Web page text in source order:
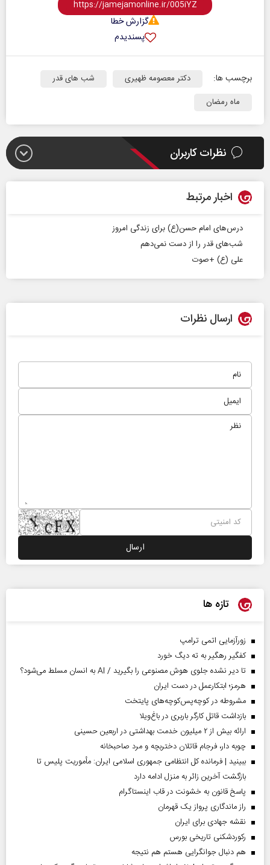
گزارش خطا
پسندیدم
برچسب ها: دکتر معصومه ظهیری
شب های قدر
ماه رمضان
نظرات کاربران
اخبار مرتبط
درس‌های امام حسن(ع) برای زندگی امروز
شب‌های قدر را از دست نمی‌دهم
علی (ع) +صوت
ارسال نظرات
تازه ها
زورآزمایی اتمی ترامپ
کفگیر رهگیر به ته دیگ خورد
تا دیر نشده جلوی هوش مصنوعی را بگیرید / AI به انسان مسلط می‌شود؟
هرمز؛ ابتکارعمل در دست ایران
مشروطه در کوچه‌پس‌کوچه‌های پایتخت
بازداشت قاتل کارگر باربری در باغ‌ویلا
ارائه بیش از ۲ میلیون خدمت بهداشتی در اربعین حسینی
چوبه دار، فرجام قاتلان دختربچه و مرد صاحبخانه
ببینید | فرمانده کل انتظامی جمهوری اسلامی ایران­: مأموریت پلیس تا
بازگشت آخرین زائر به منزل ادامه دارد
پاسخ قانون به خشونت در قاب اینستاگرام
راز ماندگاری پرواز یک قهرمان
نقشه جهادی برای ایران
رکوردشکنی تاریخی بورس
هم دنبال جوانگرایی هستم هم نتیجه